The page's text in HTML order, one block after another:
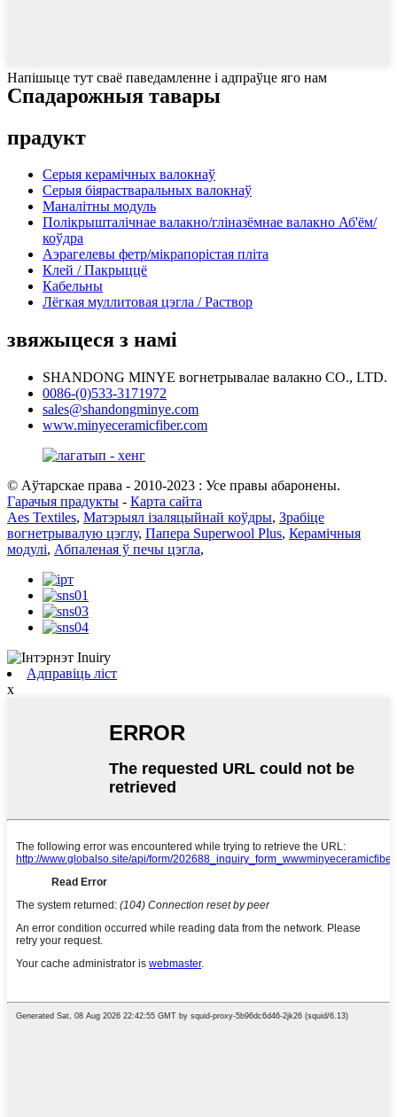
Напішыце тут сваё паведамленне і адпраўце яго нам
Спадарожныя тавары
прадукт
Серыя керамічных валокнаў
Серыя біярастваральных валокнаў
Маналітны модуль
Полікрышталічнае валакно/гліназёмнае валакно Аб'ём/
коўдра
Аэрагелевы фетр/мікрапорістая пліта
Клей / Пакрыццё
Кабельны
Лёгкая муллитовая цэгла / Раствор
звяжыцеся з намі
SHANDONG MINYE вогнетрывалае валакно CO., LTD.
0086-(0)533-3171972
sales@shandongminye.com
www.minyeceramicfiber.com
© Аўтарскае права - 2010-2023 : Усе правы абаронены.
Гарачыя прадукты - Карта сайта
Aes Textiles, Матэрыял ізаляцыйнай коўдры, Зрабіце
вогнетрывалую цэглу, Папера Superwool Plus, Керамічныя
модулі, Абпаленая ў печы цэгла,
Адправіць ліст
x